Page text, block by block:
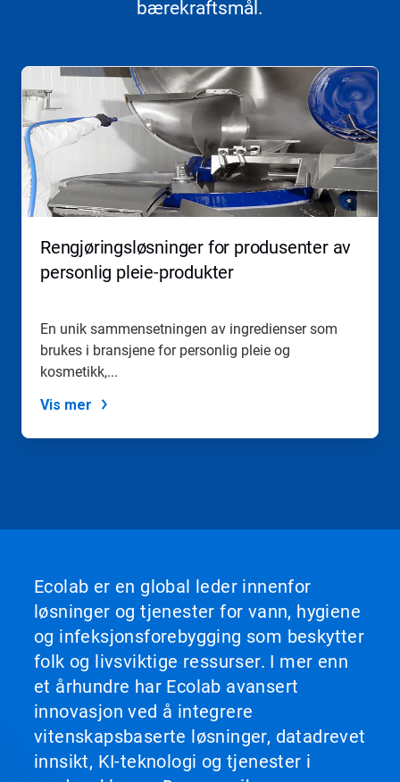
bærekraftsmål​​​​​​​.
Dette
en
karusell.
Bruk
knappene
Neste
Forrige
navigere,
hopp
lysbilde
lysbildepunktene.
Rengjøringsløsninger for produsenter av
personlig pleie-produkter
En unik sammensetningen av ingredienser som
brukes i bransjene for personlig pleie og
kosmetikk,...
Vis mer
Ecolab er en global leder innenfor
løsninger og tjenester for vann, hygiene
og infeksjonsforebygging som beskytter
folk og livsviktige ressurser. I mer enn
et århundre har Ecolab avansert
innovasjon ved å integrere
vitenskapsbaserte løsninger, datadrevet
innsikt, KI-teknologi og tjenester i